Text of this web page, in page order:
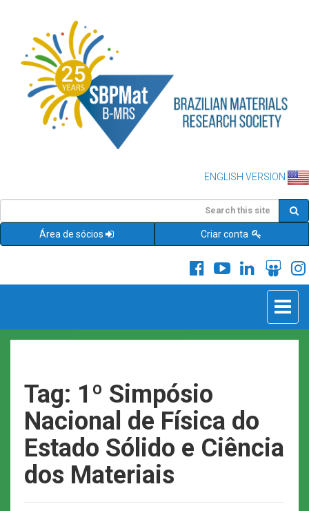
ENGLISH VERSION
Área de sócios Criar conta
Toggle
Tag: 1º Simpósio
Nacional de Física do
Estado Sólido e Ciência
dos Materiais